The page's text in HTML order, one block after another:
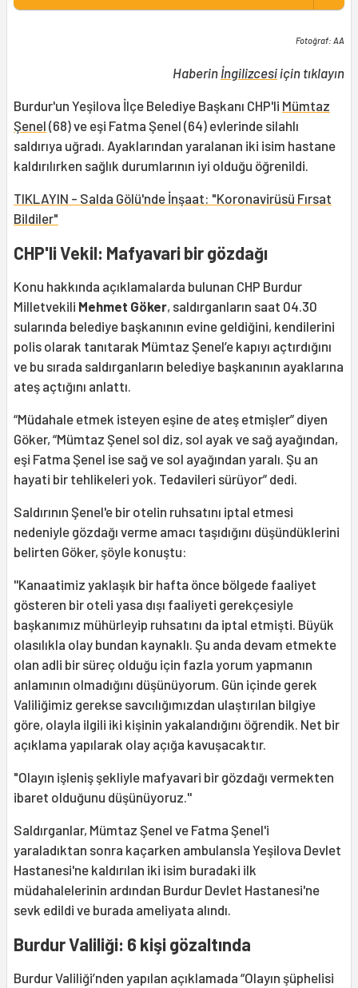
Fotoğraf: AA
Haberin İngilizcesi için tıklayın
Burdur'un Yeşilova İlçe Belediye Başkanı CHP'li Mümtaz
Şenel (68) ve eşi Fatma Şenel (64) evlerinde silahlı
saldırıya uğradı. Ayaklarından yaralanan iki isim hastane
kaldırılırken sağlık durumlarının iyi olduğu öğrenildi.
TIKLAYIN - Salda Gölü'nde İnşaat: "Koronavirüsü Fırsat
Bildiler"
CHP'li Vekil: Mafyavari bir gözdağı
Konu hakkında açıklamalarda bulunan CHP Burdur
Milletvekili Mehmet Göker, saldırganların saat 04.30
sularında belediye başkanının evine geldiğini, kendilerini
polis olarak tanıtarak Mümtaz Şenel’e kapıyı açtırdığını
ve bu sırada saldırganların belediye başkanının ayaklarına
ateş açtığını anlattı.
“Müdahale etmek isteyen eşine de ateş etmişler” diyen
Göker, “Mümtaz Şenel sol diz, sol ayak ve sağ ayağından,
eşi Fatma Şenel ise sağ ve sol ayağından yaralı. Şu an
hayati bir tehlikeleri yok. Tedavileri sürüyor” dedi.
Saldırının Şenel'e bir otelin ruhsatını iptal etmesi
nedeniyle gözdağı verme amacı taşıdığını düşündüklerini
belirten Göker, şöyle konuştu:
''Kanaatimiz yaklaşık bir hafta önce bölgede faaliyet
gösteren bir oteli yasa dışı faaliyeti gerekçesiyle
başkanımız mühürleyip ruhsatını da iptal etmişti. Büyük
olasılıkla olay bundan kaynaklı. Şu anda devam etmekte
olan adli bir süreç olduğu için fazla yorum yapmanın
anlamının olmadığını düşünüyorum. Gün içinde gerek
Valiliğimiz gerekse savcılığımızdan ulaştırılan bilgiye
göre, olayla ilgili iki kişinin yakalandığını öğrendik. Net bir
açıklama yapılarak olay açığa kavuşacaktır.
"Olayın işleniş şekliyle mafyavari bir gözdağı vermekten
ibaret olduğunu düşünüyoruz.''
Saldırganlar, Mümtaz Şenel ve Fatma Şenel'i
yaraladıktan sonra kaçarken ambulansla Yeşilova Devlet
Hastanesi'ne kaldırılan iki isim buradaki ilk
müdahalelerinin ardından Burdur Devlet Hastanesi'ne
sevk edildi ve burada ameliyata alındı.
Burdur Valiliği: 6 kişi gözaltında
Burdur Valiliği’nden yapılan açıklamada “Olayın şüphelisi